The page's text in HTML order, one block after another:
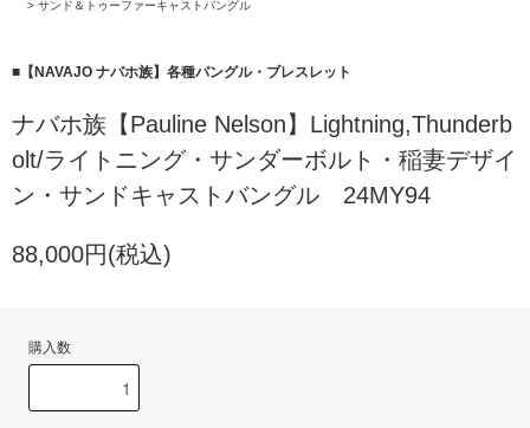
> サンド＆トゥーファーキャストバングル
■【NAVAJO ナバホ族】各種バングル・ブレスレット
ナバホ族【Pauline Nelson】Lightning,Thunderb
olt/ライトニング・サンダーボルト・稲妻デザイ
ン・サンドキャストバングル 24MY94
88,000円(税込)
購入数